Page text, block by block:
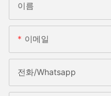
이름
이메일
전화/whatsapp